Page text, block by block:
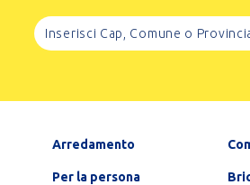
Arredamento
Per la persona